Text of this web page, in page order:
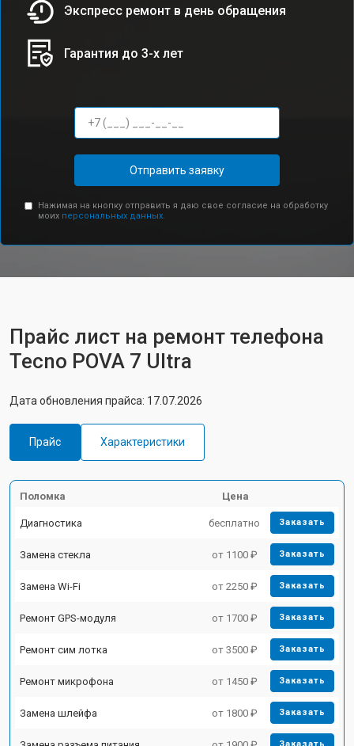
Экспресс ремонт в день обращения
Гарантия до 3-х лет
Отправить заявку
Нажимая на кнопку отправить я даю свое согласие на обработку
моих персональных данных.
Прайс лист на ремонт телефона
Tecno POVA 7 Ultra
Дата обновления прайса: 17.07.2026
Прайс Характеристики
Поломка Цена
Диагностика бесплатно Заказать
Замена стекла от 1100 ₽ Заказать
Замена Wi-Fi от 2250 ₽ Заказать
Ремонт GPS-модуля от 1700 ₽ Заказать
Ремонт сим лотка от 3500 ₽ Заказать
Ремонт микрофона от 1450 ₽ Заказать
Замена шлейфа от 1800 ₽ Заказать